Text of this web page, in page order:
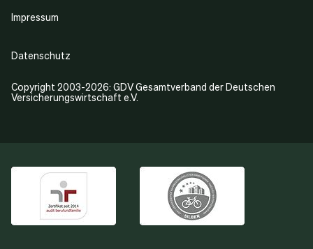
Copyright 2003-2026: GDV Gesamtverband der Deutschen
Versicherungswirtschaft e.V.
Impressum
Datenschutz